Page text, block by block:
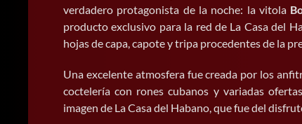
verdadero protagonista de la noche: la vitola
producto exclusivo para la red de La Casa del
hojas de capa, capote y tripa procedentes de la
Una excelente atmosfera fue creada por los
coctelería con rones cubanos y variadas
imagen de La Casa del Habano, que fue del